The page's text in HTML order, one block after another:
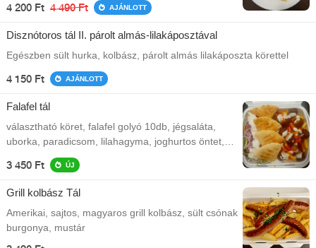
4 200 Ft 4 490 Ft AJÁNLOTT
Disznótoros tál II. párolt almás-lilakáposztával
Egészben sült hurka, kolbász, párolt almás lilakáposzta körettel
4 150 Ft AJÁNLOTT
Falafel tál
választható köret, falafel golyó 10db, jégsaláta,
uborka, paradicsom, lilahagyma, joghurtos öntet,
3 450 Ft ÚJ
Grill kolbász Tál
Amerikai, sajtos, magyaros grill kolbász, sült csónak
burgonya, mustár